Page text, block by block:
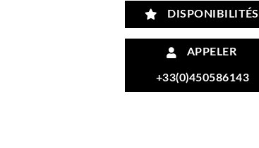
DISPONIBILITÉS
APPELER
+33(0)450586143